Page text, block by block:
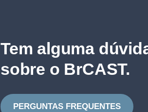
Tem alguma
sobre o BrCAST.
PERGUNTAS FREQUENTES